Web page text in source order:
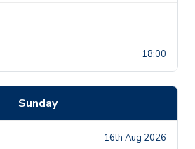
-
18:00
Sunday
16th Aug 2026